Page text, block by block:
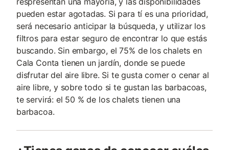
pueden estar agotadas. Si para tí es una prioridad,
será necesario anticipar la búsqueda, y utilizar los
filtros para estar seguro de encontrar lo que estás
buscando. Sin embargo, el 75% de los chalets en
Cala Conta tienen un jardín, donde se puede
disfrutar del aire libre. Si te gusta comer o cenar al
aire libre, y sobre todo si te gustan las barbacoas,
te servirá: el 50 % de los chalets tienen una
barbacoa.